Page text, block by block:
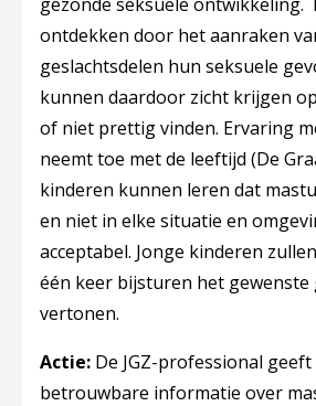
ontdekken door het aanraken
geslachtsdelen hun seksuele
kunnen daardoor zicht krijgen
of niet prettig vinden. Ervaring
neemt toe met de leeftijd (De
kinderen kunnen leren dat
en niet in elke situatie en
acceptabel. Jonge kinderen
één keer bijsturen het gewenste
vertonen.
Actie: De JGZ-professional
betrouwbare informatie over